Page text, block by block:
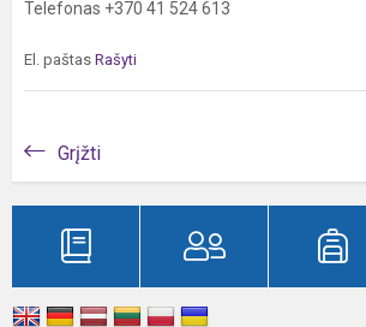
Telefonas +370 41 524 613
El. paštas Rašyti
Grįžti